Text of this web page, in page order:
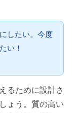
したい。今度
い！
るために設計さ
ょう。質の高い